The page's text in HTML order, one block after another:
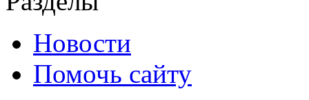
Новости
Помочь сайту